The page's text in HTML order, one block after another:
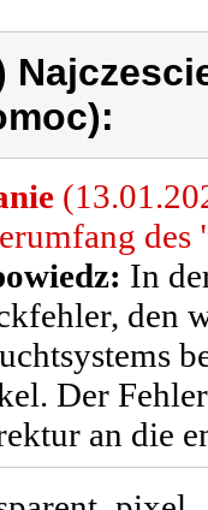
des
In
den
Der
an die